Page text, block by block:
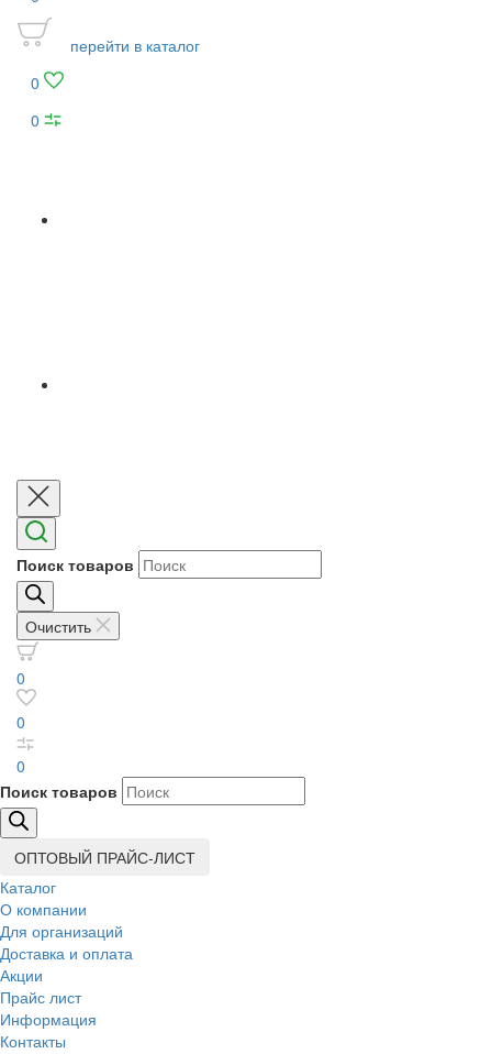
перейти в каталог
0
0
Поиск товаров
Очистить
0
0
0
Поиск товаров
ОПТОВЫЙ ПРАЙС-ЛИСТ
Каталог
О компании
Для организаций
Доставка и оплата
Акции
Прайс лист
Информация
Контакты